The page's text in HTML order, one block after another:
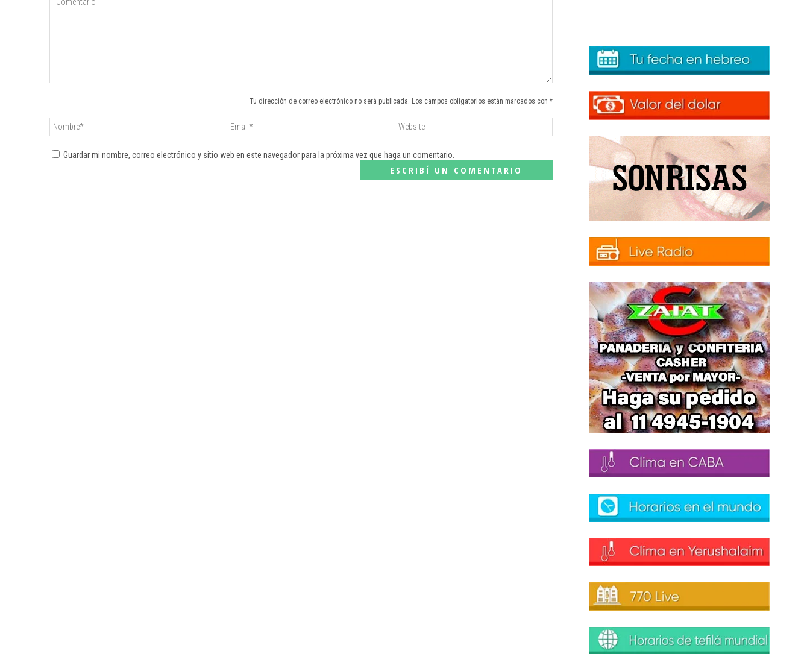
Tu dirección de correo electrónico no será publicada. Los campos obligatorios están marcados con *
Guardar mi nombre, correo electrónico y sitio web en este navegador para la próxima vez que haga un comentario.